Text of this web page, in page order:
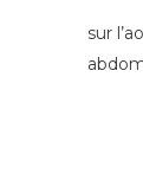
sur